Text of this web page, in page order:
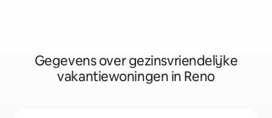
Gegevens over gezinsvriendelijke
vakantiewoningen in Reno